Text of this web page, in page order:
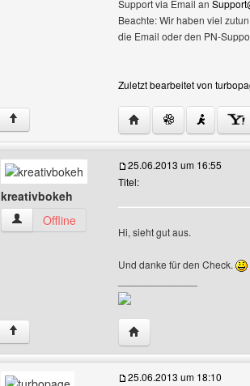
Support via Email an
Beachte: Wir haben viel
die Email oder den PN-
Zuletzt bearbeitet von
↑ Website dieses
kreativbokeh
kreativbokeh Benutzer-Profile anzeigen
Offline
25.06.2013 um 16:55
Titel:
Hi, sieht gut aus.
Und danke für den Check.
↑ Website dieses
25.06.2013 um 18:10